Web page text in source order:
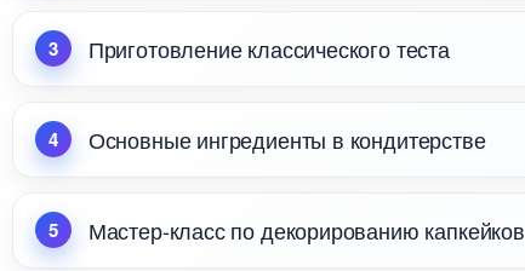
Приготовление классического теста
Основные ингредиенты в кондитерстве
Мастер-класс по декорированию капкейко